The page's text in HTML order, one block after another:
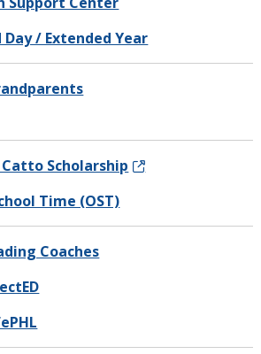
Day / Extended Year
Scholarship
Time (OST)
Coaches